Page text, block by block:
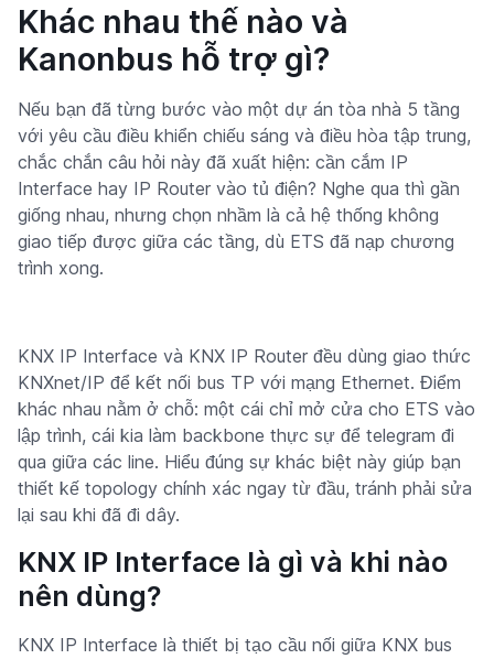
Khác nhau thế nào và
Kanonbus hỗ trợ gì?
Nếu bạn đã từng bước vào một dự án tòa nhà 5 tầng
với yêu cầu điều khiển chiếu sáng và điều hòa tập trung,
chắc chắn câu hỏi này đã xuất hiện: cần cắm IP
Interface hay IP Router vào tủ điện? Nghe qua thì gần
giống nhau, nhưng chọn nhầm là cả hệ thống không
giao tiếp được giữa các tầng, dù ETS đã nạp chương
trình xong.
KNX IP Interface và KNX IP Router đều dùng giao thức
KNXnet/IP để kết nối bus TP với mạng Ethernet. Điểm
khác nhau nằm ở chỗ: một cái chỉ mở cửa cho ETS vào
lập trình, cái kia làm backbone thực sự để telegram đi
qua giữa các line. Hiểu đúng sự khác biệt này giúp bạn
thiết kế topology chính xác ngay từ đầu, tránh phải sửa
lại sau khi đã đi dây.
KNX IP Interface là gì và khi nào
nên dùng?
KNX IP Interface là thiết bị tạo cầu nối giữa KNX bus